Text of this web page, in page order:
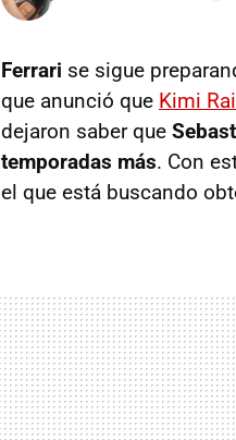
Ferrari se sigue
que anunció que Kimi
dejaron saber que
temporadas más. Con
el que está buscando